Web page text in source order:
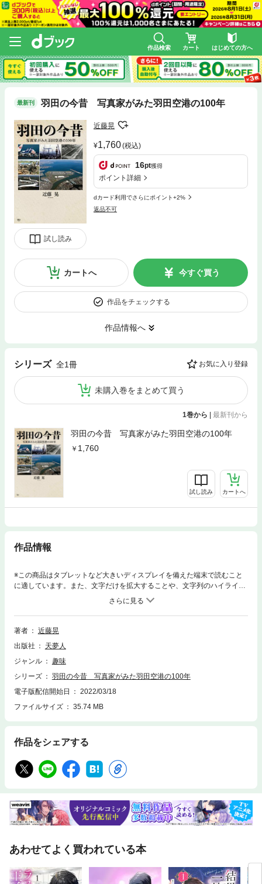
作品検索 カート はじめての方へ
最新刊 羽田の今昔 写真家がみた羽田空港の100年
試し読み
近藤晃
1,760(税込)
16pt獲得
ポイント詳細
dカード利用でさらにポイント+2%
返品不可
カートへ 今すぐ買う
作品をチェックする
作品情報へ
シリーズ 全1冊 お気に入り登録
未購入巻をまとめて買う
1巻から | 最新刊から
羽田の今昔 写真家がみた羽田空港の100年
1,760
試し読み カートへ
作品情報
※この商品はタブレットなど大きいディスプレイを備えた端末で読むこと
に適しています。また、文字だけを拡大することや、文字列のハイライ
ト、検索、辞書の参照、引用などの機能が使用できません。羽田空港が開
港して90年、日本の空の拠点として重要な役割を果たしてきました。本書
は、開港前の羽田町の様子からD滑走路建設まで、約100年の羽田空港の
歴史をひもといた一冊です。著者は専属カメラマンとして長年にわたり記
らの貴重な資料も託されています。近藤氏自身が記録した空港・飛行機・
人物の写真とあわせ、羽田空港の100年を写真で紹介します。・戦前・戦
羽田空港を支える人々・大プロジェクトだったD滑走路 ほか
著者
近藤晃
出版社
天夢人
ジャンル
趣味
シリーズ
羽田の今昔 写真家がみた羽田空港の100年
電子版配信開始日
2022/03/18
ファイルサイズ
35.74 MB
作品をシェアする
あわせてよく買われている本